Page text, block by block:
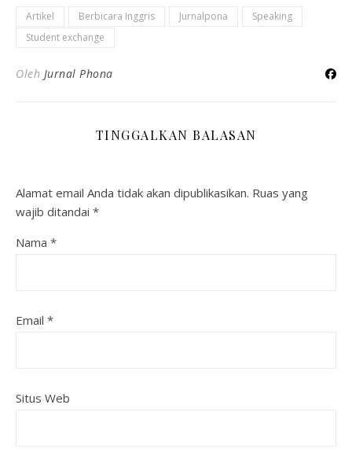
Artikel Berbicara Inggris Jurnalpona
Speaking
Student exchange
Oleh Jurnal Phona
TINGGALKAN BALASAN
Alamat email Anda tidak akan dipublikasikan. Ruas yang
wajib ditandai *
Nama *
Email *
Situs Web